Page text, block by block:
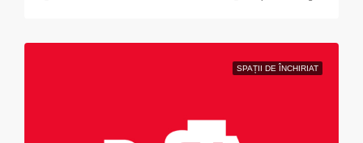
SPAȚII DE ÎNCHIRIAT